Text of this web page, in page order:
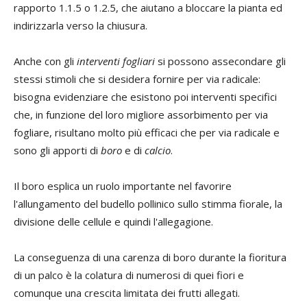
rapporto 1.1.5 o 1.2.5, che aiutano a bloccare la pianta ed
indirizzarla verso la chiusura.
Anche con gli interventi fogliari si possono assecondare gli
stessi stimoli che si desidera fornire per via radicale:
bisogna evidenziare che esistono poi interventi specifici
che, in funzione del loro migliore assorbimento per via
fogliare, risultano molto più efficaci che per via radicale e
sono gli apporti di boro e di calcio.
Il boro esplica un ruolo importante nel favorire
l'allungamento del budello pollinico sullo stimma fiorale, la
divisione delle cellule e quindi l'allegagione.
La conseguenza di una carenza di boro durante la fioritura
di un palco è la colatura di numerosi di quei fiori e
comunque una crescita limitata dei frutti allegati.